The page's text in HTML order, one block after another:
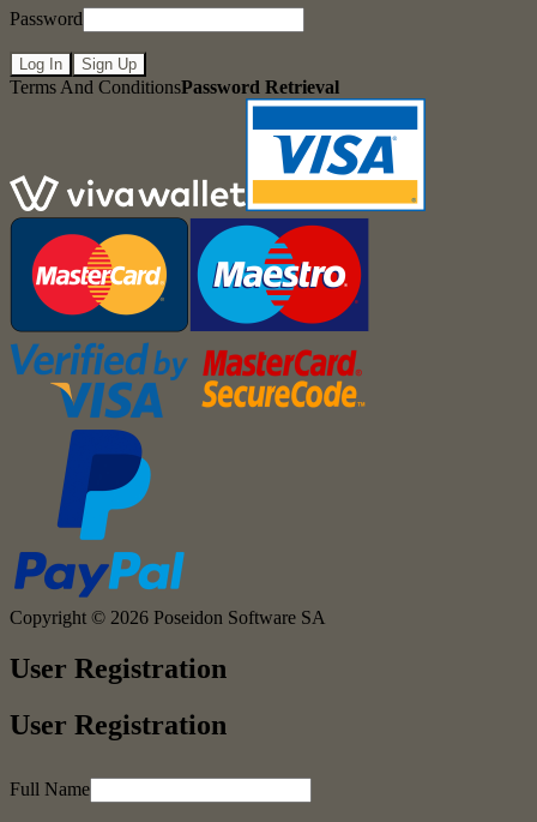
Password
Log In Sign Up
Terms And ConditionsPassword Retrieval
Copyright © 2026 Poseidon Software SA
User Registration
User Registration
Full Name